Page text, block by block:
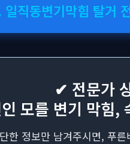
일직동변기막힘 탈거
✔ 전문가
모를 변기 막힘,
한 정보만 남겨주시면, 푸